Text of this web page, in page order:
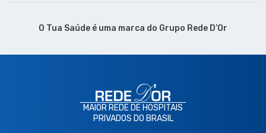
O Tua Saúde é uma marca do Grupo Rede D’Or
MAIOR REDE DE HOSPITAIS
PRIVADOS DO BRASIL